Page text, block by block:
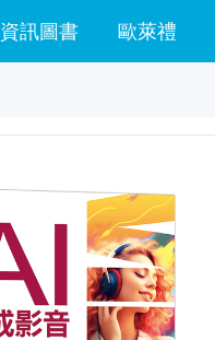
資訊圖書 歐萊禮